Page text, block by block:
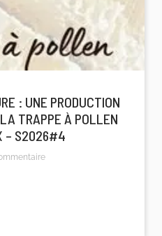
: UNE PRODUCTION
TRAPPE À POLLEN
– S2026#4